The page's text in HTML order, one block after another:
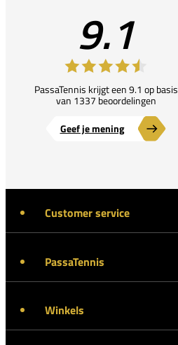
9.1
PassaTennis krijgt een 9.1 op basis
van 1337 beoordelingen
Geef je mening
Customer service
PassaTennis
Winkels